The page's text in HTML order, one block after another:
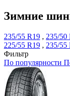
Зимние
235/55 R19 , 235/50
225/55 R19 , 235/55
Фильтр
По популярности